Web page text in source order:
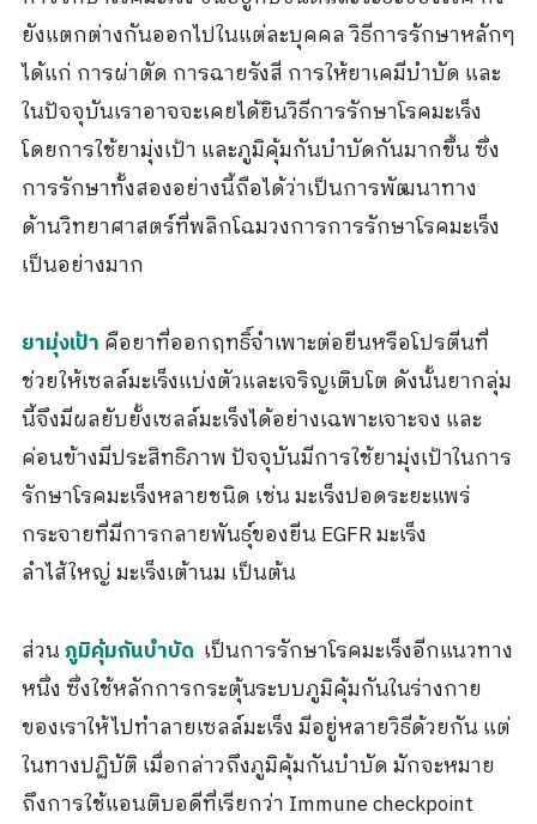
ยังแตกต่างกันออกไปในแต่ละบุคคล วิธีการรักษาหลักๆ
ได้แก่ การผ่าตัด การฉายรังสี การให้ยาเคมีบำบัด และ
ในปัจจุบันเราอาจจะเคยได้ยินวิธีการรักษาโรคมะเร็ง
โดยการใช้ยามุ่งเป้า และภูมิคุ้มกันบำบัดกันมากขึ้น ซึ่ง
การรักษาทั้งสองอย่างนี้ถือได้ว่าเป็นการพัฒนาทาง
ด้านวิทยาศาสตร์ที่พลิกโฉมวงการการรักษาโรคมะเร็ง
เป็นอย่างมาก
ยามุ่งเป้า คือยาที่ออกฤทธิ์จำเพาะต่อยีนหรือโปรตีนที่
ช่วยให้เซลล์มะเร็งแบ่งตัวและเจริญเติบโต ดังนั้นยากลุ่ม
นี้จึงมีผลยับยั้งเซลล์มะเร็งได้อย่างเฉพาะเจาะจง และ
ค่อนข้างมีประสิทธิภาพ ปัจจุบันมีการใช้ยามุ่งเป้าในการ
รักษาโรคมะเร็งหลายชนิด เช่น มะเร็งปอดระยะแพร่
กระจายที่มีการกลายพันธุ์ของยีน EGFR มะเร็ง
ลำไส้ใหญ่ มะเร็งเต้านม เป็นต้น
ส่วน ภูมิคุ้มกันบำบัด เป็นการรักษาโรคมะเร็งอีกแนวทาง
หนึ่ง ซึ่งใช้หลักการกระตุ้นระบบภูมิคุ้มกันในร่างกาย
ของเราให้ไปทำลายเซลล์มะเร็ง มีอยู่หลายวิธีด้วยกัน แต่
ในทางปฏิบัติ เมื่อกล่าวถึงภูมิคุ้มกันบำบัด มักจะหมาย
ถึงการใช้แอนติบอดีที่เรียกว่า Immune checkpoint